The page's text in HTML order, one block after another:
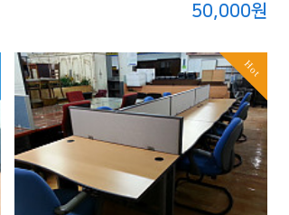
50,000원
Hot